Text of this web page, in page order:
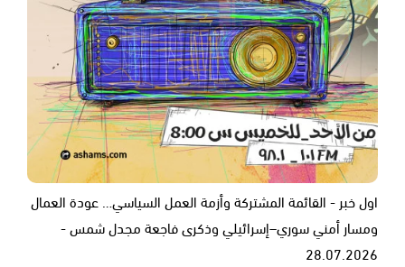
اول خبر - القائمة المشتركة وأزمة العمل السياسي… عودة العمال
ومسار أمني سوري–إسرائيلي وذكرى فاجعة مجدل شمس -
28.07.2026